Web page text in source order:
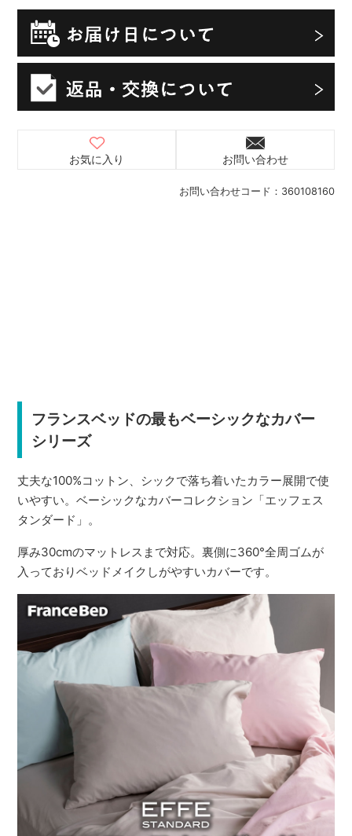
お問い合わせコード： 360108160
お気に入り お問い合わせ
フランスベッドの最もベーシックなカバー
シリーズ
丈夫な100%コットン、シックで落ち着いたカラー展開で使
いやすい。ベーシックなカバーコレクション「エッフェス
タンダード」。
厚み30cmのマットレスまで対応。裏側に360°全周ゴムが
入っておりベッドメイクしがやすいカバーです。